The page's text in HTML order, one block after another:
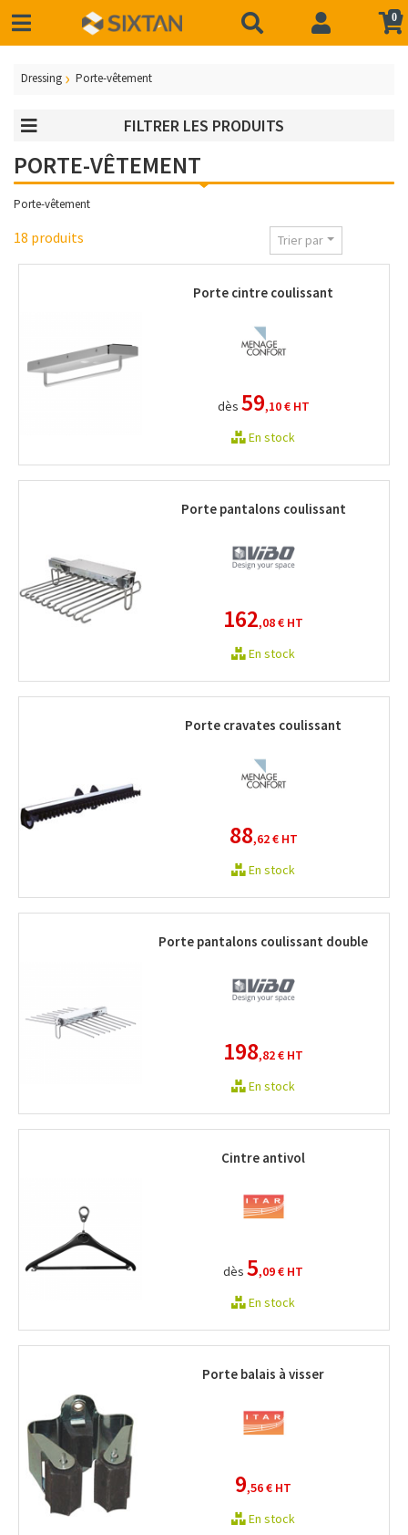
0
Dressing Porte-vêtement
FILTRER LES PRODUITS
PORTE-VÊTEMENT
Porte-vêtement
18 produits Trier par
Porte cintre coulissant
dès 59,10 €HT
En stock
Porte pantalons coulissant
162,08 € HT
En stock
Porte cravates coulissant
88,62 €HT
En stock
Porte pantalons coulissant double
198,82 € HT
En stock
Cintre antivol
dès5,09 € HT
En stock
Porte balais à visser
9,56 € HT
En stock